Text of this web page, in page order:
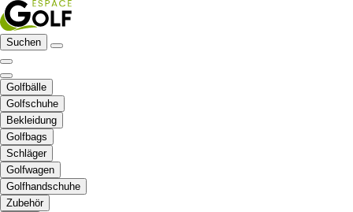
Suchen
Golfbälle
Golfschuhe
Bekleidung
Golfbags
Schläger
Golfwagen
Golfhandschuhe
Zubehör